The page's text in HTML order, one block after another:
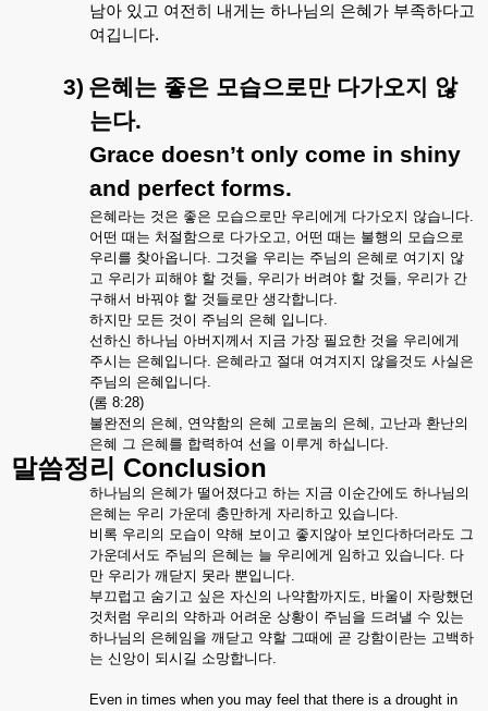
남아 있고 여전히 내게는 하나님의 은혜가 부족하다고
여깁니다.
3) 은혜는 좋은 모습으로만 다가오지 않
는다.
Grace doesn’t only come in shiny
and perfect forms.
은혜라는 것은 좋은 모습으로만 우리에게 다가오지 않습니다
어떤 때는 처절함으로 다가오고 어떤 때는 불행의 모습으로
우리를 찾아옵니다 그것을 우리는 주님의 은혜로 여기지 않
고 우리가 피해야 할 것들 우리가 버려야 할 것들 우리가 간
구해서 바꿔야 할 것들로만 생각합니다
하지만 모든 것이 주님의 은혜 입니다
선하신 하나님 아버지께서 지금 가장 필요한 것을 우리에게
주시는 은혜입니다 은혜라고 절대 여겨지지 않을것도 사실은
주님의 은혜입니다
(롬 8:28)
불완전의 은혜 연약함의 은혜 고로눔의 은혜 고난과 환난의
은혜 그 은혜를 합력하여 선을 이루게 하십니다
말씀정리 Conclusion
하나님의 은혜가 떨어졌다고 하는 지금 이순간에도 하나님의
은혜는 우리 가운데 충만하게 자리하고 있습니다
비록 우리의 모습이 약해 보이고 좋지않아 보인다하더라도 그
가운데서도 주님의 은혜는 늘 우리에게 임하고 있습니다 다
만 우리가 깨닫지 못라 뿐입니다
부끄럽고 숨기고 싶은 자신의 나약함까지도 바울이 자랑했던
것처럼 우리의 약하과 어려운 상황이 주님을 드려낼 수 있는
하나님의 은헤임을 깨닫고 약할 그때에 곧 강함이란는 고백하
는 신앙이 되시길 소망합니다
Even in times when you may feel that there is a drought in